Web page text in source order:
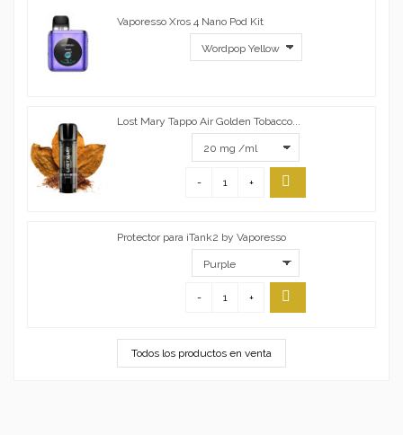
Vaporesso Xros 4 Nano Pod Kit
Lost Mary Tappo Air Golden Tobacco...
- +
Protector para iTank2 by Vaporesso
- +
Todos los productos en venta